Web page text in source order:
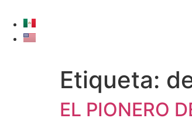
Etiqueta:
EL PIONERO